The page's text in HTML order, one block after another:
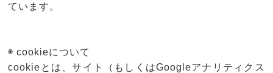
ています。
◉ cookieについて
cookieとは、サイト（もしくはGoogleアナリティクス